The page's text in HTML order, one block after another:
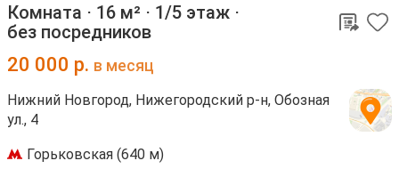
Комната ⋅ 16 м² ⋅ 1/5 этаж ⋅
без посредников
20 000 р. в месяц
Нижний Новгород, Нижегородский р-н, Обозная
ул., 4
Горьковская (640 м)